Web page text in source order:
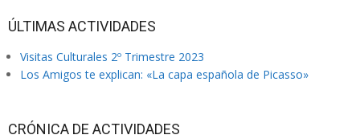
ÚLTIMAS ACTIVIDADES
Visitas Culturales 2º Trimestre 2023
Los Amigos te explican: «La capa española de Picasso»
CRÓNICA DE ACTIVIDADES